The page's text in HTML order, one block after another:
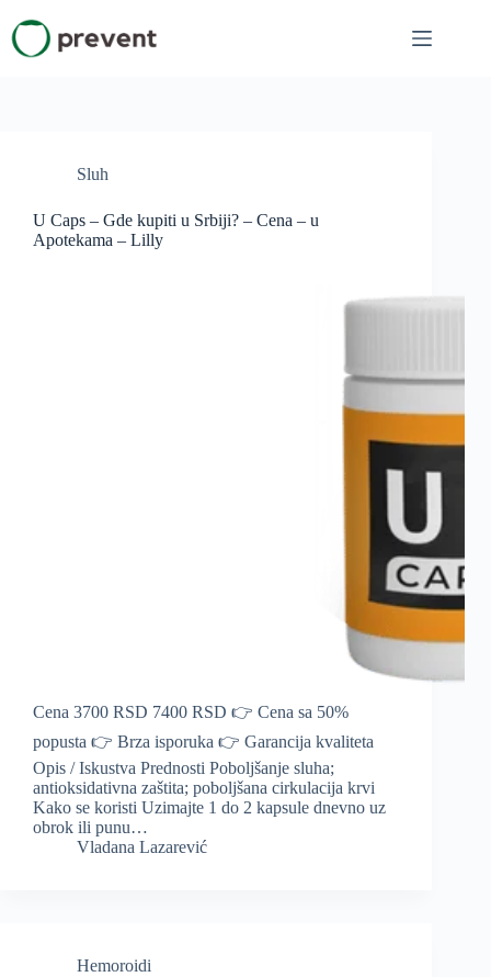
content
Sluh
U Caps – Gde kupiti u Srbiji? – Cena – u
Apotekama – Lilly
Cena 3700 RSD 7400 RSD 👉 Cena sa 50%
popusta 👉 Brza isporuka 👉 Garancija kvaliteta
Opis / Iskustva Prednosti Poboljšanje sluha;
antioksidativna zaštita; poboljšana cirkulacija krvi
Kako se koristi Uzimajte 1 do 2 kapsule dnevno uz
obrok ili punu…
Vladana Lazarević
Hemoroidi